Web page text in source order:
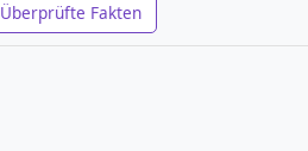
Überprüfte Fakten